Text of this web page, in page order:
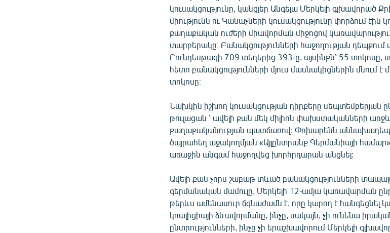
կուսակցությունը, կանցլեր Անգելա Մերկելի
միությունն ու Կանաչների կուսակցությունը փորձում էին
քաղաքական ուժերի միավորման միջոցով
տարբերակը։ Բանակցությունների հաջողության դեպքում
Բունդեսթագի 709 տեղերից 393-ը, այսինքն՝ 55 տոկոսը,
հետո բանակցությունների մյուս մասնակիցներին մնում
տոկոսը։
Նախկին իշխող կուսակցության դիրքերը սեպտեմբերյան
թուլացան ՝ ավելի քան մեկ միլիոն փախստականների առջև
քաղաքականության պատճառով: Փոխարենն աննախադեպ
ծայրահեղ աջակողմյան «Այլընտրանք Գերմանիայի համար»
առաջին անգամ հաջողվեց խորհրդարան անցնել:
Ավելի քան չորս շաբաթ տևած բանակցությունների
գերմանական մամուլը, Մերկելի 12-ամյա կառավարման
թերևս ամենասուր ճգնաժամն է, որը կարող է հանգեցնել
կոալիցիայի ձևավորմանը, ինչը, սակայն, չի ունենա
ընտրությունների, ինչը չի երաշխավորում Մերկելի